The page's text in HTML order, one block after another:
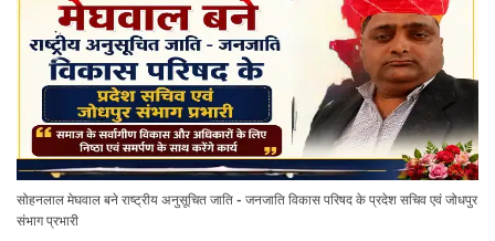
सोहनलाल मेघवाल बने राष्ट्रीय अनुसूचित जाति - जनजाति विकास परिषद के प्रदेश सचिव एवं जोधपुर
संभाग प्रभारी